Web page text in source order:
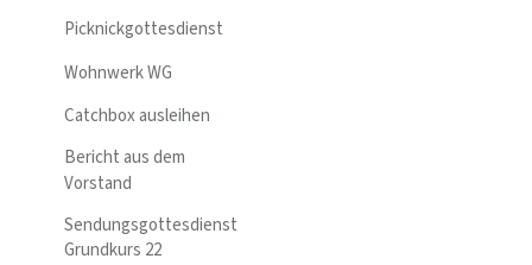
Picknickgottesdienst
Wohnwerk WG
Catchbox ausleihen
Bericht aus dem
Vorstand
Sendungsgottesdienst
Grundkurs 22